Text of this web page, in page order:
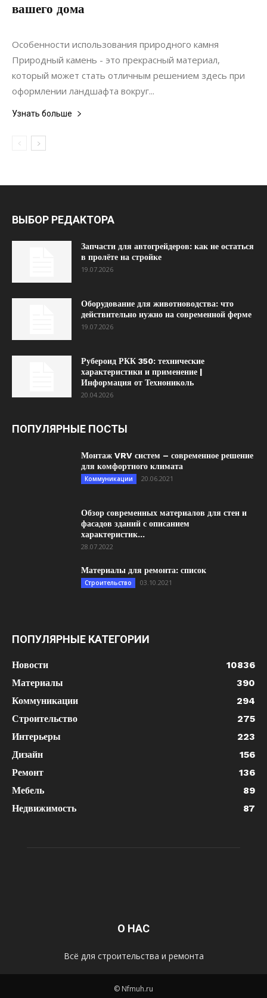
вашего дома
20.06.2022
Особенности использования природного камня
Природный камень - это прекрасный материал,
который может стать отличным решением здесь при
оформлении ландшафта вокруг...
Узнать больше
ВЫБОР РЕДАКТОРА
Запчасти для автогрейдеров: как не остаться
в пролёте на стройке
19.07.2026
Оборудование для животноводства: что
действительно нужно на современной ферме
19.07.2026
Рубероид РКК 350: технические
характеристики и применение |
Информация от Технониколь
20.04.2026
ПОПУЛЯРНЫЕ ПОСТЫ
Монтаж VRV систем – современное решение
для комфортного климата
Коммуникации 20.06.2021
Обзор современных материалов для стен и
фасадов зданий с описанием
характеристик...
28.07.2022
Материалы для ремонта: список
Строительство 03.10.2021
ПОПУЛЯРНЫЕ КАТЕГОРИИ
Новости
10836
Материалы
390
Коммуникации
294
Строительство
275
Интерьеры
223
Дизайн
156
Ремонт
136
Мебель
89
Недвижимость
87
О НАС
Всё для строительства и ремонта
© Nfmuh.ru